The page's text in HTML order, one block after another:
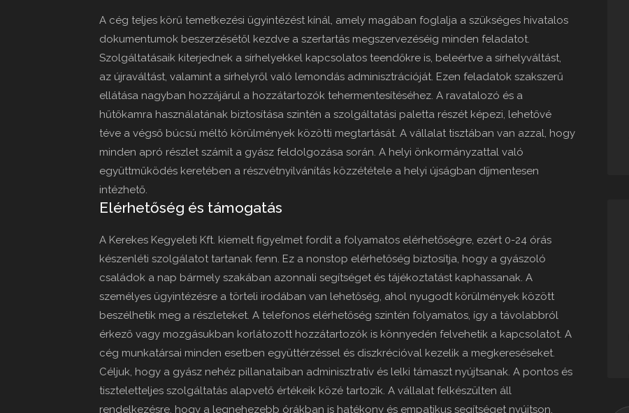
A cég teljes körű temetkezési ügyintézést kínál, amely magában foglalja a szükséges hivatalos
dokumentumok beszerzésétől kezdve a szertartás megszervezéséig minden feladatot.
Szolgáltatásaik kiterjednek a sírhelyekkel kapcsolatos teendőkre is, beleértve a sírhelyváltást,
az újraváltást, valamint a sírhelyről való lemondás adminisztrációját. Ezen feladatok szakszerű
ellátása nagyban hozzájárul a hozzátartozók tehermentesítéséhez. A ravatalozó és a
hűtőkamra használatának biztosítása szintén a szolgáltatási paletta részét képezi, lehetővé
téve a végső búcsú méltó körülmények közötti megtartását. A vállalat tisztában van azzal, hogy
minden apró részlet számít a gyász feldolgozása során. A helyi önkormányzattal való
együttműködés keretében a részvétnyilvánítás közzététele a helyi újságban díjmentesen
intézhető.
Elérhetőség és támogatás
A Kerekes Kegyeleti Kft. kiemelt figyelmet fordít a folyamatos elérhetőségre, ezért 0-24 órás
készenléti szolgálatot tartanak fenn. Ez a nonstop elérhetőség biztosítja, hogy a gyászoló
családok a nap bármely szakában azonnali segítséget és tájékoztatást kaphassanak. A
személyes ügyintézésre a törteli irodában van lehetőség, ahol nyugodt körülmények között
beszélhetik meg a részleteket. A telefonos elérhetőség szintén folyamatos, így a távolabbról
érkező vagy mozgásukban korlátozott hozzátartozók is könnyedén felvehetik a kapcsolatot. A
cég munkatársai minden esetben együttérzéssel és diszkrécióval kezelik a megkereséseket.
Céljuk, hogy a gyász nehéz pillanataiban adminisztratív és lelki támaszt nyújtsanak. A pontos és
tiszteletteljes szolgáltatás alapvető értékeik közé tartozik. A vállalat felkészülten áll
rendelkezésre, hogy a legnehezebb órákban is hatékony és empatikus segítséget nyújtson.